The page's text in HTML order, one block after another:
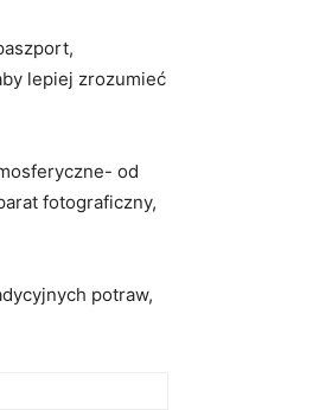
lepiej zrozumieć
od
fotograficzny,
potraw,